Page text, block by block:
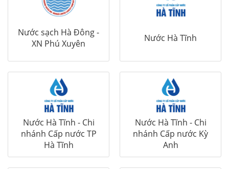
Nước sạch Hà Đông -
XN Phú Xuyên
Nước Hà Tĩnh
Nước Hà Tĩnh - Chi
nhánh Cấp nước TP
Hà Tĩnh
Nước Hà Tĩnh - Chi
nhánh Cấp nước Kỳ
Anh